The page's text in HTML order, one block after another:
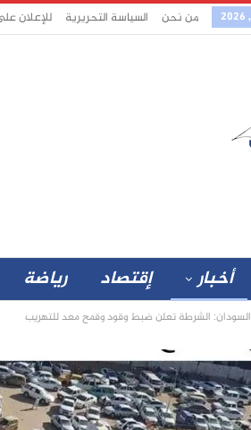
من نحن السياسة التحريرية للإعلان
أخبار إقتصاد رياضة
السودان: الشرطة تعلن ضبط وقود وقمح معد للتهريب